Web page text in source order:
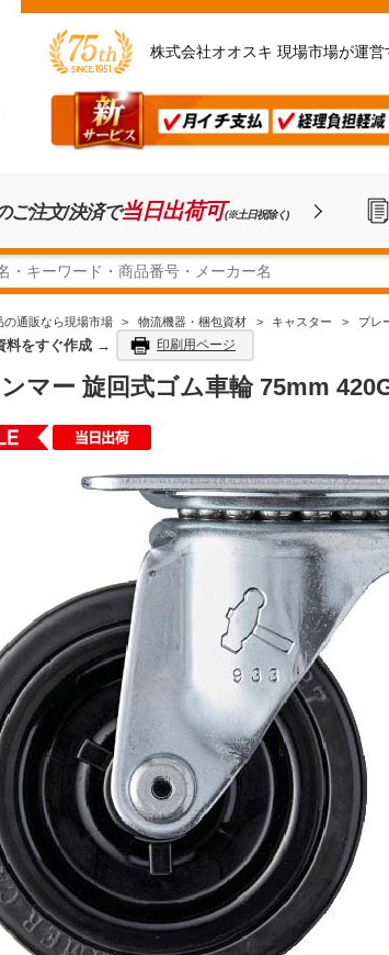
株式会社オオスキ 現場市場が運
ご注文/決済で当日出荷可(※土日祝除く)
の通販なら現場市場 > 物流機器・梱包資材 > キャスター > プレ
料をすぐ作成 → 印刷用ページ
マー 旋回式ゴム車輪 75mm